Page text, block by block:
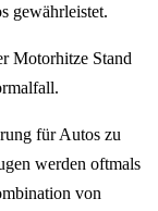
gewährleistet.
Motorhitze Stand
für Autos zu
werden oftmals
von